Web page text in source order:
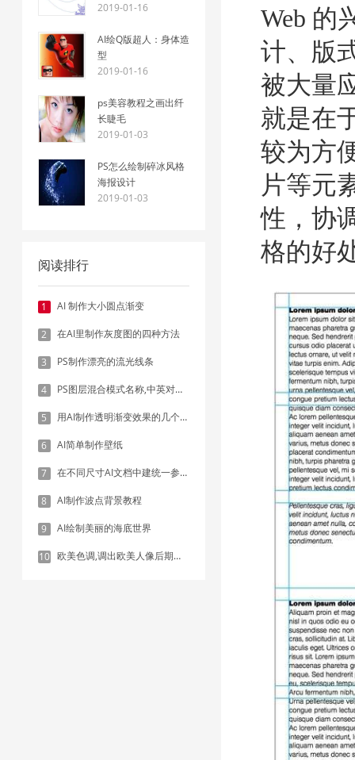
2019-01-16
AI绘Q版超人：身体造
型
2019-01-16
ps美容教程之画出纤
长睫毛
2019-01-03
PS怎么绘制碎冰风格
海报设计
2019-01-03
阅读排行
1 AI 制作大小圆点渐变
2 在AI里制作灰度图的四种方法
3 PS制作漂亮的流光线条
4 PS图层混合模式名称,中英对照表
5 用AI制作透明渐变效果的几个方法
6 AI简单制作壁纸
7 在不同尺寸AI文档中建统一参考线 - 方法1：对齐和分布
8 AI制作波点背景教程
9 AI绘制美丽的海底世界
10 欧美色调,调出欧美人像后期色调实例
Web 的
计、版
被大量
就是在
较为方
片等元
性，协
格的好